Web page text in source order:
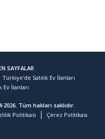
SAYFALAR
Türkiye'de Satılık Ev İlanları
Ev İlanları
Tüm hakları saklıdır.
Politikası Çerez Politikası